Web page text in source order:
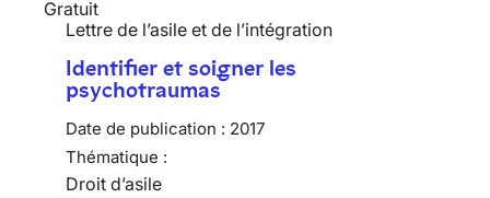
Gratuit
Lettre de l’asile et de l’intégration
Identifier et soigner les
psychotraumas
Date de publication : 2017
Thématique :
Droit d’asile